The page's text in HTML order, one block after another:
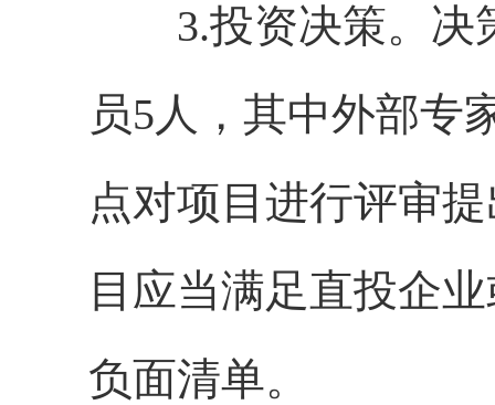
3.投资决策。决
员5人，其中外部专
点对项目进行评审
目应当满足直投企
负面清单。